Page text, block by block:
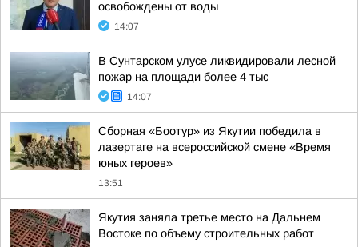
освобождены от воды
14:07
В Сунтарском улусе ликвидировали лесной
пожар на площади более 4 тыс
14:07
Сборная «Боотур» из Якутии победила в
лазертаге на всероссийской смене «Время
юных героев»
13:51
Якутия заняла третье место на Дальнем
Востоке по объему строительных работ